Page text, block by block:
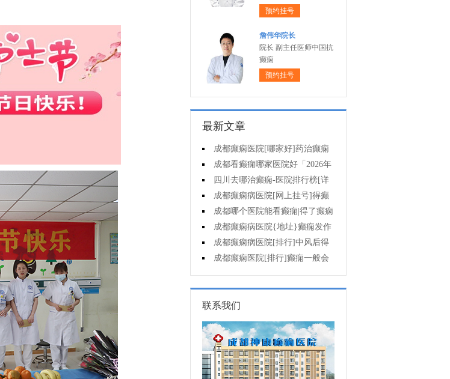
预约挂号
詹伟华院长
院长 副主任医师中国抗
癫痫
预约挂号
最新文章
成都癫痫医院[哪家好]药治癫痫
病怎么效果好?
成都看癫痫哪家医院好「2026年
度公布」立冬后癫痫病人应多注意
什么?
四川去哪治癫痫-医院排行榜[详
细排名]四川哪儿能有效治疗癫痫?
成都癫痫病医院[网上挂号]得癫
痫的女性母乳喂养时要注意什么?
成都哪个医院能看癫痫|得了癫痫
会有什么症状?
成都癫痫病医院{地址}癫痫发作
跟哪些因素有关?
成都癫痫病医院[排行]中风后得
的癫痫能治吗
成都癫痫医院[排行]癫痫一般会
出现哪些症状?
联系我们